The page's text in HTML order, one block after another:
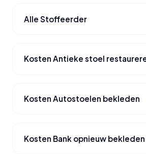
Alle Stoffeerder
Kosten Antieke stoel
Kosten Autostoelen bekleden
Kosten Bank opnieuw bekleden